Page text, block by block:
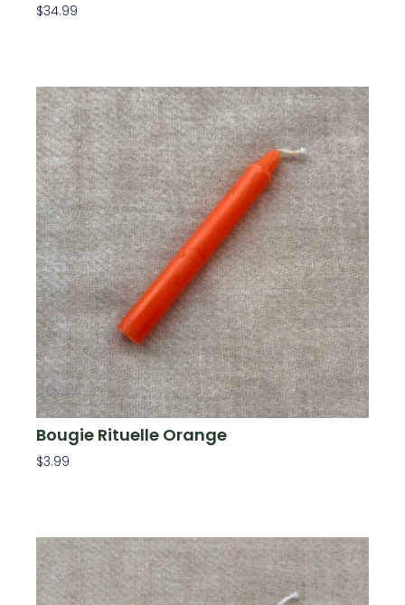
$34.99
Bougie Rituelle Orange
$3.99